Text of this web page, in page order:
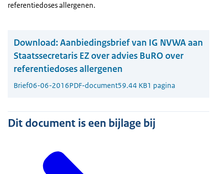
referentiedoses allergenen.
Download: Aanbiedingsbrief van IG NVWA aan
Staatssecretaris EZ over advies BuRO over
referentiedoses allergenen
Brief06-06-2016PDF-document59.44 KB1 pagina
Dit document is een bijlage bij